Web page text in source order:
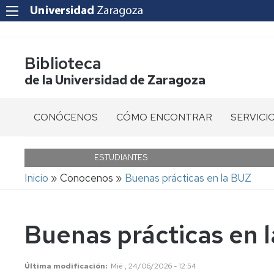
Biblioteca
de la Universidad de Zaragoza
CONÓCENOS
Quiénes
Somos
Horario
y
CÓMO ENCONTRAR
Revistas
Revistas
electrónicas
Artículos
Información
Acceso
a
ESTUDIANTES
Ruta
Inicio Conocenos Buenas prácticas en la BUZ
Buenas prácticas en
Última modificación Mié , 24/06/2026 - 12:54